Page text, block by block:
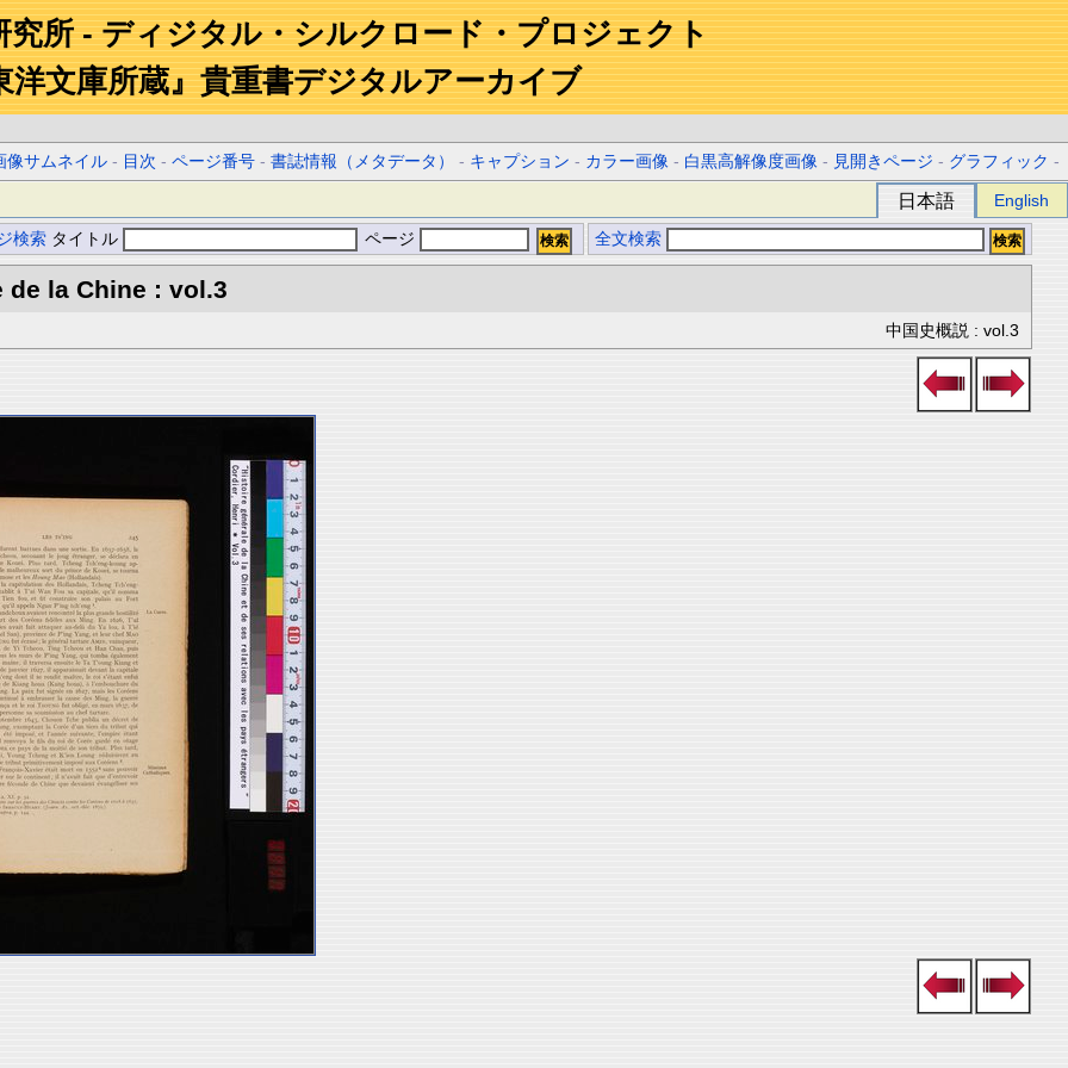
究所 - ディジタル・シルクロード・プロジェクト
洋文庫所蔵』貴重書デジタルアーカイブ
像サムネイル - 目次 -ページ番号 -書誌情報（メタデータ） - キャプション - カラー画像 - 白黒高解像度画像 - 見開きページ - グラフィック -
日本語 English
検索 タイトル ページ 全文検索
de la Chine : vol.3
中国史概説 : vol.3